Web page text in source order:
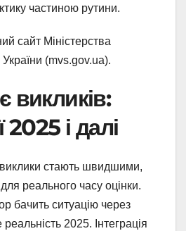
частиною рутини.
сайт Міністерства
(mvs.gov.ua).
викликів:
2025 і далі
стають швидшими,
реального часу оцінки.
бачить ситуацію через
2025. Інтеграція